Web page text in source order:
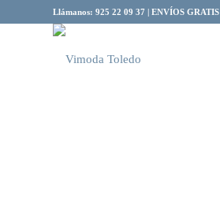
Llámanos: 925 22 09 37 | ENVÍOS GRATIS